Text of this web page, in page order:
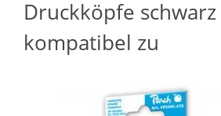
Druckköpfe schwarz
kompatibel zu